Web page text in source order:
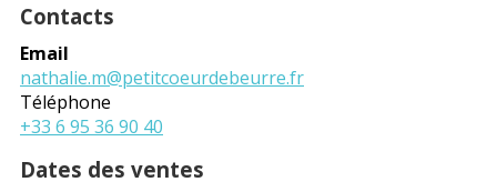
Contacts
Email
nathalie.m@petitcoeurdebeurre.fr
Téléphone
+33 6 95 36 90 40
Dates des ventes